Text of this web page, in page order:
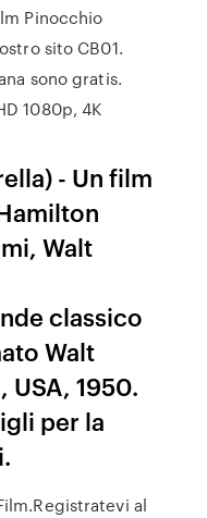
Pinocchio
sito CB01.
sono gratis.
1080p, 4K
- Un film
Walt
classico
Walt
USA, 1950.
per la
al